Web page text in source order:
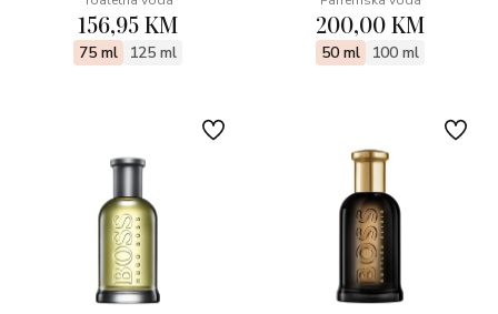
156,95 KM
75 ml 125 ml
200,00 KM
50 ml 100 ml